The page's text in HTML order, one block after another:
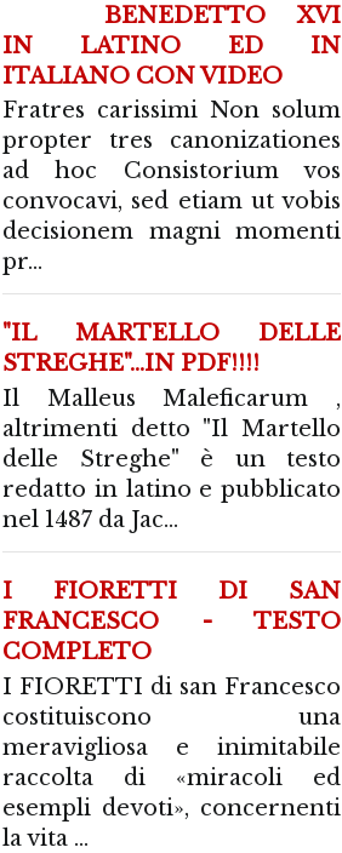
BENEDETTO XVI
IN LATINO ED IN
ITALIANO CON VIDEO
Fratres carissimi Non solum
propter tres canonizationes
ad hoc Consistorium vos
convocavi, sed etiam ut vobis
decisionem magni momenti
pr...
"IL MARTELLO DELLE
STREGHE"...IN PDF!!!!
Il Malleus Maleficarum ,
altrimenti detto "Il Martello
delle Streghe" è un testo
redatto in latino e pubblicato
nel 1487 da Jac...
I FIORETTI DI SAN
FRANCESCO - TESTO
COMPLETO
I FIORETTI di san Francesco
costituiscono una
meravigliosa e inimitabile
raccolta di «miracoli ed
esempli devoti», concernenti
la vita ...